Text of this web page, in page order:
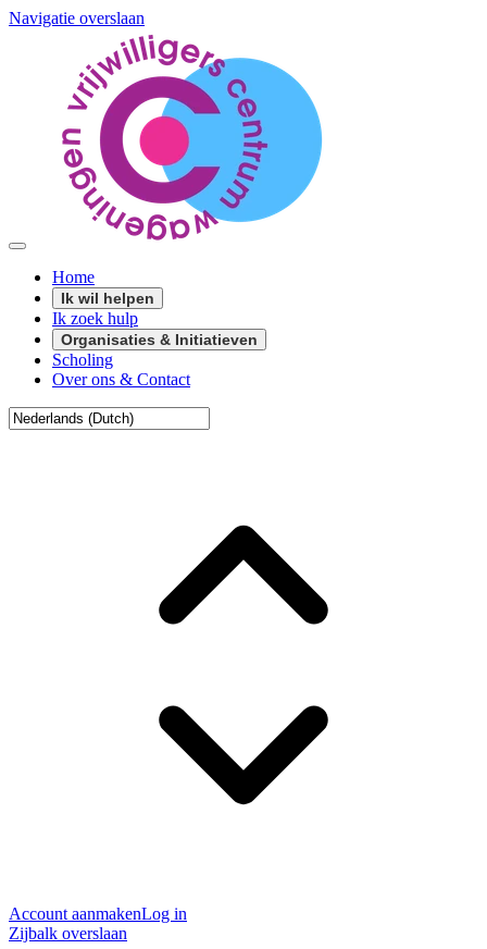
Navigatie overslaan
Home
Ik wil helpen
Ik zoek hulp
Organisaties & Initiatieven
Scholing
Over ons & Contact
Account aanmakenLog in
Zijbalk overslaan